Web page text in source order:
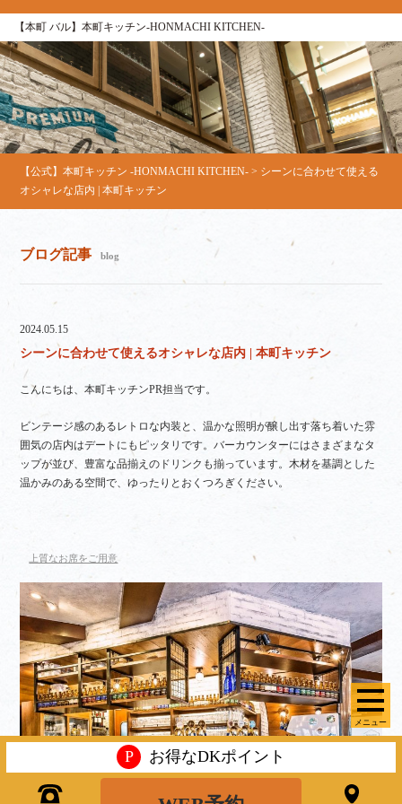
【本町 バル】本町キッチン‐HONMACHI KITCHEN‐
メニュー
【公式】本町キッチン ‐HONMACHI KITCHEN‐ > シーンに合わせて使える
オシャレな店内 | 本町キッチン
ブログ記事 blog
2024.05.15
シーンに合わせて使えるオシャレな店内 | 本町キッチン
こんにちは、本町キッチンPR担当です。
ビンテージ感のあるレトロな内装と、温かな照明が醸し出す落ち着いた雰
囲気の店内はデートにもピッタリです。バーカウンターにはさまざまなタ
ップが並び、豊富な品揃えのドリンクも揃っています。木材を基調とした
温かみのある空間で、ゆったりとおくつろぎください。
上質なお席をご用意
P お得なDKポイント